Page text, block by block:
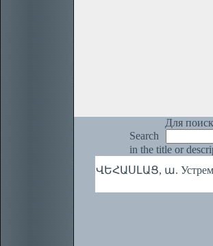
Для
Search
in the title or
ՎԵՀԱՍԼԱՑ, ա.